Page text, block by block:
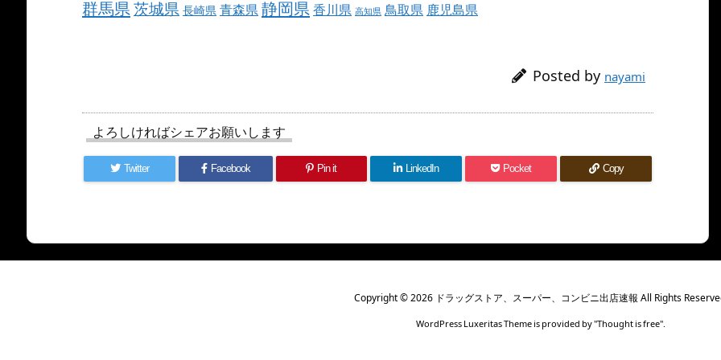
群馬県茨城県 長崎県 青森県静岡県 香川県 高知県 鳥取県 鹿児島県
Posted by nayami
よろしければシェアお願いします
Twitter Facebook Pin it LinkedIn Pocket Copy
Copyright ©2026 ドラッグストア、スーパー、コンビニ出店速報 All Rights
WordPress Luxeritas Theme is provided by "Thought is free".